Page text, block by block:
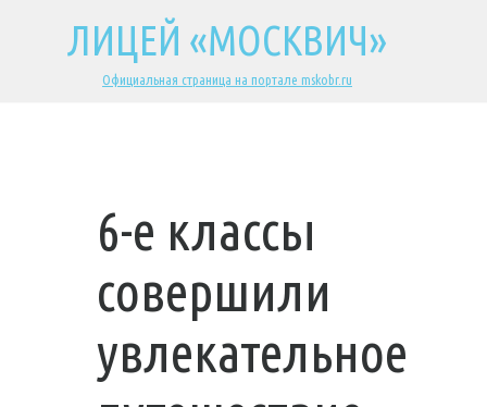
ЛИЦЕЙ «МОСКВИЧ»
Официальная страница на портале mskobr.ru
6-е классы
совершили
увлекательное